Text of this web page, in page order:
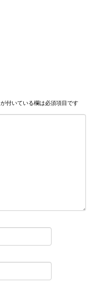
が付いている欄は必須項目です